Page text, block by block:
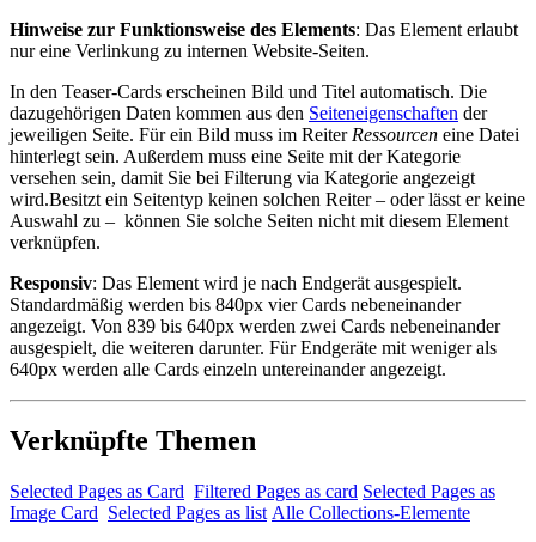
Hinweise zur Funktionsweise des Elements: Das Element erlaubt
nur eine Verlinkung zu internen Website-Seiten.
In den Teaser-Cards erscheinen Bild und Titel automatisch. Die
dazugehörigen Daten kommen aus den Seiteneigenschaften der
jeweiligen Seite. Für ein Bild muss im Reiter Ressourcen eine Datei
hinterlegt sein. Außerdem muss eine Seite mit der Kategorie
versehen sein, damit Sie bei Filterung via Kategorie angezeigt
wird.Besitzt ein Seitentyp keinen solchen Reiter – oder lässt er keine
Auswahl zu – können Sie solche Seiten nicht mit diesem Element
verknüpfen.
Responsiv: Das Element wird je nach Endgerät ausgespielt.
Standardmäßig werden bis 840px vier Cards nebeneinander
angezeigt. Von 839 bis 640px werden zwei Cards nebeneinander
ausgespielt, die weiteren darunter. Für Endgeräte mit weniger als
640px werden alle Cards einzeln untereinander angezeigt.
Verknüpfte Themen
Selected Pages as Card Filtered Pages as card Selected Pages as
Image Card Selected Pages as list Alle Collections-Elemente